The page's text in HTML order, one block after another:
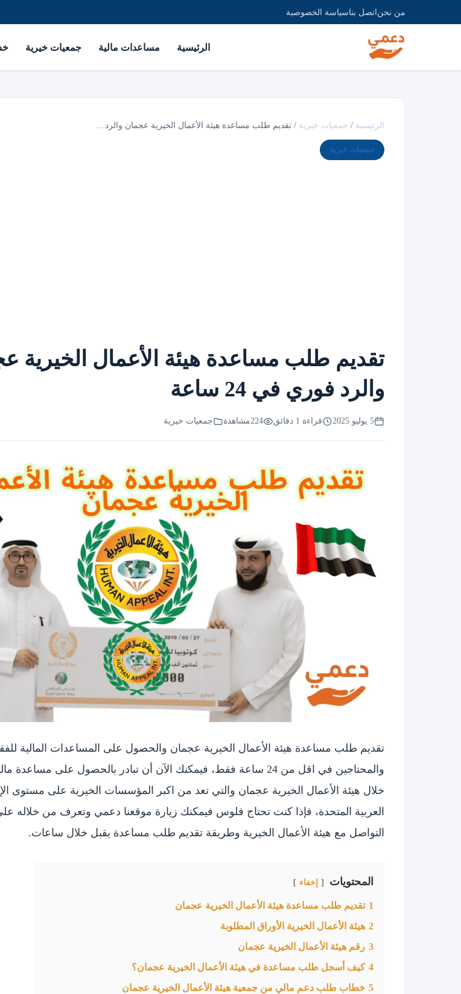
من نحناتصل بناسياسة الخصوصية
الرئيسية مساعدات مالية جمعيات خيرية
الرئيسية / جمعيات خيرية / تقديم طلب مساعدة هيئة الأعمال الخيرية عجمان والرد…
جمعيات خيرية
تقديم طلب مساعدة هيئة الأعمال الخيرية
والرد فوري في 24 ساعة
5 يوليو 2025 قراءة 1 دقائق 224مشاهدة جمعيات خيرية
تقديم طلب مساعدة هيئة الأعمال الخيرية عجمان والحصول على المساعدات المالية
والمحتاجين في اقل من 24 ساعة فقط، فيمكنك الآن أن تبادر بالحصول على
خلال هيئة الأعمال الخيرية عجمان والتي تعد من اكبر المؤسسات الخيرية على مستوى
العربية المتحدة، فإذا كنت تحتاج فلوس فيمكنك زيارة موقعنا دعمي وتعرف من خلاله
التواصل مع هيئة الأعمال الخيرية وطريقة تقديم طلب مساعدة يقبل خلال ساعات.
المحتويات إخفاء
1 تقديم طلب مساعدة هيئة الأعمال الخيرية عجمان
2 هيئة الأعمال الخيرية الأوراق المطلوبة
3 رقم هيئة الأعمال الخيرية عجمان
4 كيف أسجل طلب مساعدة في هيئة الأعمال الخيرية عجمان؟
5 خطاب طلب دعم مالي من جمعية هيئة الأعمال الخيرية عجمان